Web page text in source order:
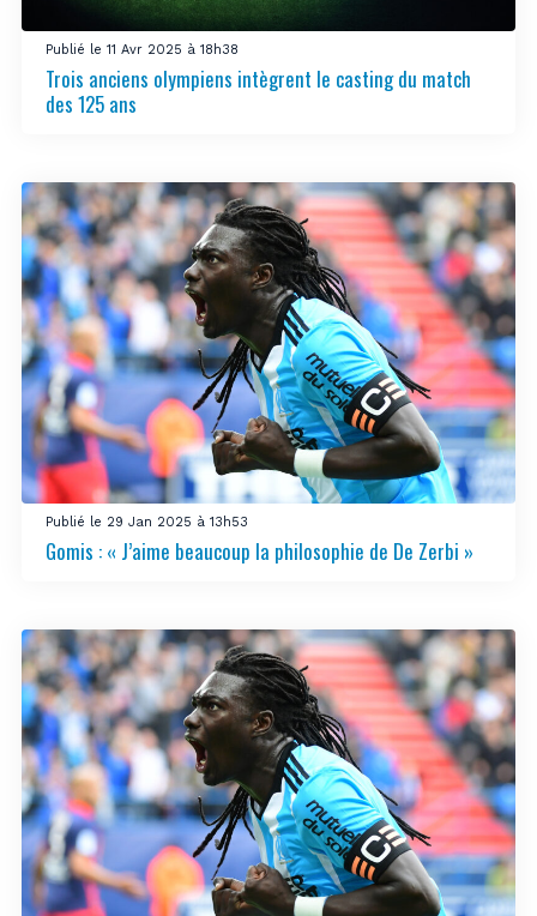
Publié le 11 Avr 2025 à 18h38
Trois anciens olympiens intègrent le casting du match
des 125 ans
Publié le 29 Jan 2025 à 13h53
Gomis : « J’aime beaucoup la philosophie de De Zerbi »